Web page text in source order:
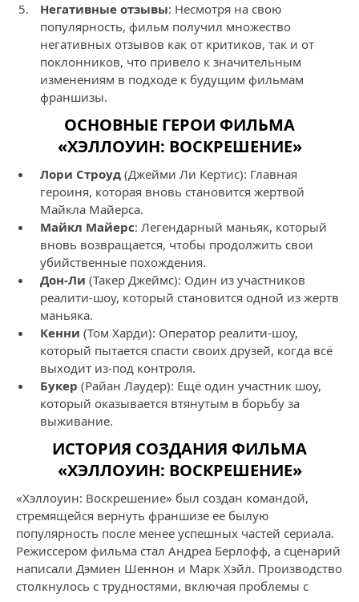
Негативные отзывы: Несмотря на свою
популярность, фильм получил множество
негативных отзывов как от критиков, так и от
поклонников, что привело к значительным
изменениям в подходе к будущим фильмам
франшизы.
ОСНОВНЫЕ ГЕРОИ ФИЛЬМА
«ХЭЛЛОУИН: ВОСКРЕШЕНИЕ»
Лори Строуд (Джейми Ли Кертис): Главная
героиня, которая вновь становится жертвой
Майкла Майерса.
Майкл Майерс: Легендарный маньяк, который
вновь возвращается, чтобы продолжить свои
убийственные похождения.
Дон-Ли (Такер Джеймс): Один из участников
реалити-шоу, который становится одной из жертв
маньяка.
Кенни (Том Харди): Оператор реалити-шоу,
который пытается спасти своих друзей, когда всё
выходит из-под контроля.
Букер (Райан Лаудер): Ещё один участник шоу,
который оказывается втянутым в борьбу за
выживание.
ИСТОРИЯ СОЗДАНИЯ ФИЛЬМА
«ХЭЛЛОУИН: ВОСКРЕШЕНИЕ»
«Хэллоуин: Воскрешение» был создан командой,
стремящейся вернуть франшизе ее былую
популярность после менее успешных частей сериала.
Режиссером фильма стал Андреа Берлофф, а сценарий
написали Дэмиен Шеннон и Марк Хэйл. Производство
столкнулось с трудностями, включая проблемы с